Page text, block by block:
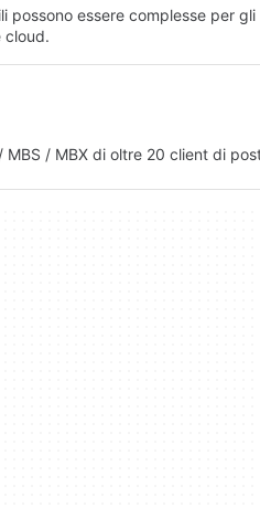
possono essere complesse per
cloud.
/ MBX di oltre 20 client di